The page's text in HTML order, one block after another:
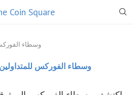
وسطاء
وسطاء الفوركس للمتداولين